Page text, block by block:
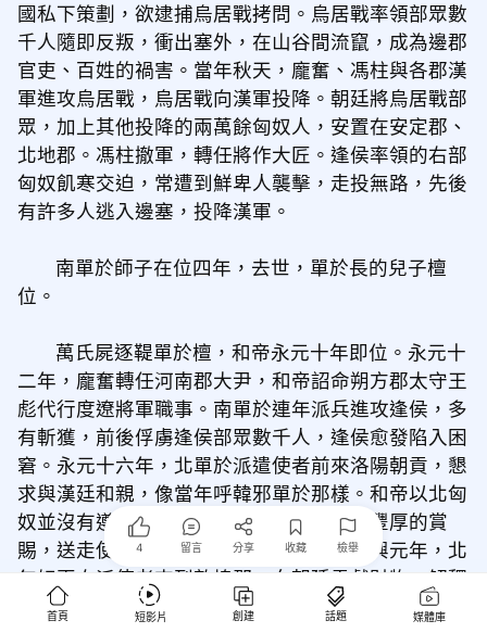
國私下策劃，欲逮捕烏居戰拷問。烏居戰率領部眾數
千人隨即反叛，衝出塞外，在山谷間流竄，成為邊郡
官吏、百姓的禍害。當年秋天，龐奮、馮柱與各郡漢
軍進攻烏居戰，烏居戰向漢軍投降。朝廷將烏居戰部
眾，加上其他投降的兩萬餘匈奴人，安置在安定郡、
北地郡。馮柱撤軍，轉任將作大匠。逢侯率領的右部
匈奴飢寒交迫，常遭到鮮卑人襲擊，走投無路，先後
有許多人逃入邊塞，投降漢軍。
南單於師子在位四年，去世，單於長的兒子檀
位。
萬氏屍逐鞮單於檀，和帝永元十年即位。永元十
二年，龐奮轉任河南郡大尹，和帝詔命朔方郡太守王
彪代行度遼將軍職事。南單於連年派兵進攻逢侯，多
有斬獲，前後俘虜逢侯部眾數千人，逢侯愈發陷入困
窘。永元十六年，北單於派遣使者前來洛陽朝貢，懇
求與漢廷和親，像當年呼韓邪單於那樣。和帝以北匈
奴並沒有遵循舊制，沒有答應，只是給予豐厚的賞
賜，送走使者，沒有派使者回訪。和帝元興元年，北
匈奴再次派使者來到敦煌郡，向朝廷貢獻財物，解釋
說國家貧窮，未能備足禮儀，懇求朝廷派出使者，回
4 留言 分享 收藏 檢舉
首頁 短影片 創建 話題 媒體庫